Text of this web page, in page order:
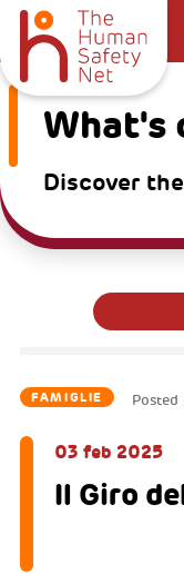
What's
Discover
FAMIGLIE Posted
03 feb 2025
Il Giro